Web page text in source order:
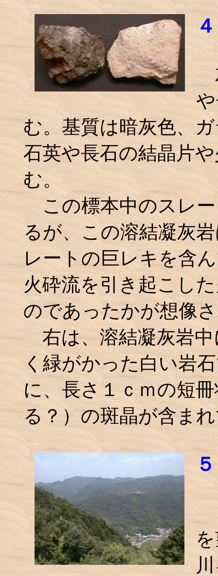
む。基質は暗灰色、
石英や長石の結晶片
む。
この標本中のスレー
るが、この溶結凝灰
レートの巨レキを含
火砕流を引き起こし
のであったかが想像
右は、溶結凝灰岩中
く緑がかった白い岩
に、長さ１ｃｍの短
る？）の斑晶が含ま